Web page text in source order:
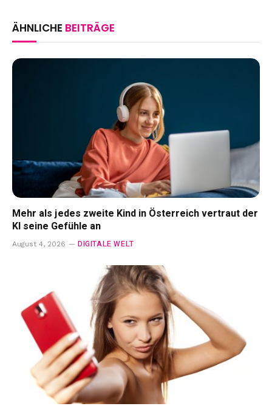
ÄHNLICHE BEITRÄGE
Mehr als jedes zweite Kind in Österreich vertraut der
KI seine Gefühle an
August 4, 2026 DIGITALE WELT